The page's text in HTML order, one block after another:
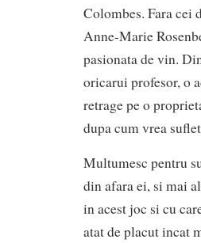
Colombes. Fara cei
Anne-Marie
pasionata de vin.
oricarui profesor, o
retrage pe o
dupa cum vrea
Multumesc pentru
din afara ei, si mai
in acest joc si cu
atat de placut incat